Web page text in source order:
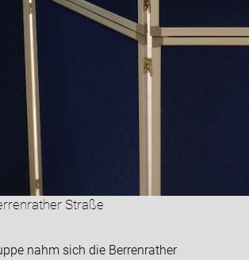
Straße
nahm sich die Berrenrather